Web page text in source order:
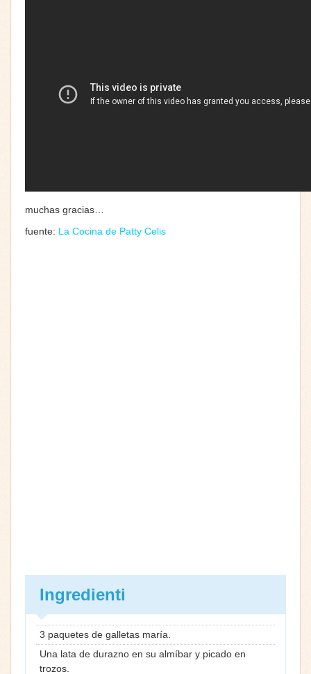
muchas gracias…
fuente: La Cocina de Patty Celis
Ingredienti
3 paquetes de galletas maría.
Una lata de durazno en su almíbar y picado en
trozos.